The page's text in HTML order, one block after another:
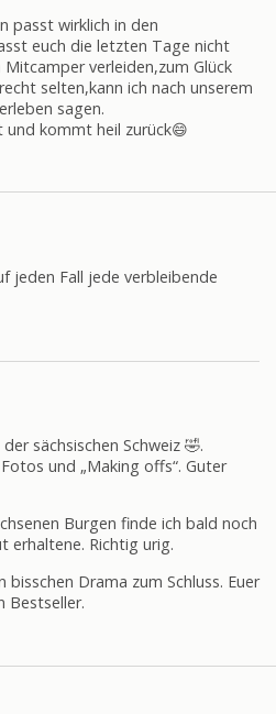
passt wirklich in den
euch die letzten Tage nicht
verleiden,zum Glück
selten,kann ich nach unserem
sagen.
und kommt heil zurück😄
jeden Fall jede verbleibende
sächsischen Schweiz 🤣.
und „Making offs“. Guter
Burgen finde ich bald noch
erhaltene. Richtig urig.
bisschen Drama zum Schluss. Euer
Bestseller.